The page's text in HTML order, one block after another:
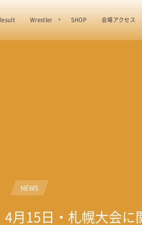
Wrestler SHOP 会場アクセス
NEWS
月15日・札幌大会に